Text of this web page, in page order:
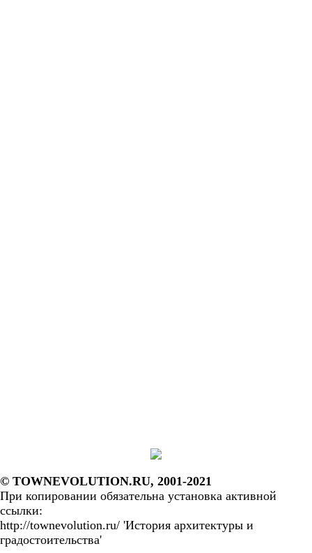
© TOWNEVOLUTION.RU, 2001-2021
При копировании обязательна установка активной
ссылки:
http://townevolution.ru/ 'История архитектуры и
градостоительства'